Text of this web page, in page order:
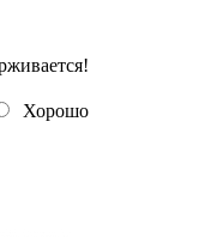
Хорошо